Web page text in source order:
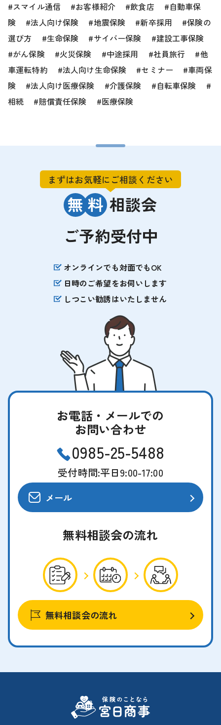
スマイル通信 お客様紹介 飲食店
自動車保
険
法人向け保険 地震保険 新卒採用
保険の
選び方
生命保険 サイバー保険
建設工事保険
がん保険
火災保険 中途採用 社員旅行
他
車運転特約
法人向け生命保険 セミナー
車両保
険
法人向け医療保険 介護保険
自転車保険
相続
賠償責任保険 医療保険
まずはお気軽にご相談ください
無料 相談会
ご予約受付中
オンラインでも対面でもOK
日時のご希望をお伺いします
しつこい勧誘はいたしません
お電話・メールでの
お問い合わせ
0985-25-5488
受付時間:平日9:00-17:00
メール
無料相談会の流れ
無料相談会の流れ